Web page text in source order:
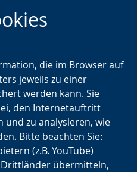
Zur
Hauptnavigation
Zur
Seitennavigation
Zum
Inhalt
die im Browser auf
jeweils zu einer
werden kann. Sie
den Internetauftritt
zu analysieren, wie
Bitte beachten Sie:
(z.B. YouTube)
übermitteln,